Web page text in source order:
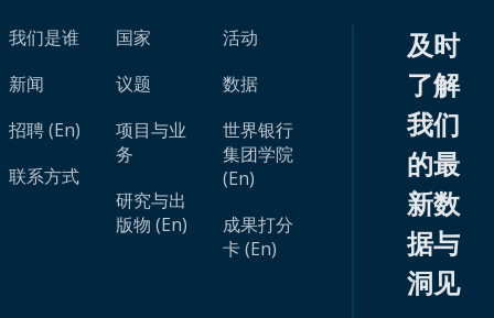
我们是谁
新闻
招聘 (En)
联系方式
国家
议题
项目与业
务
研究与出
版物 (En)
活动
数据
世界银行
集团学院
(En)
成果打分
卡 (En)
及时
了解
我们
的最
新数
据与
洞见